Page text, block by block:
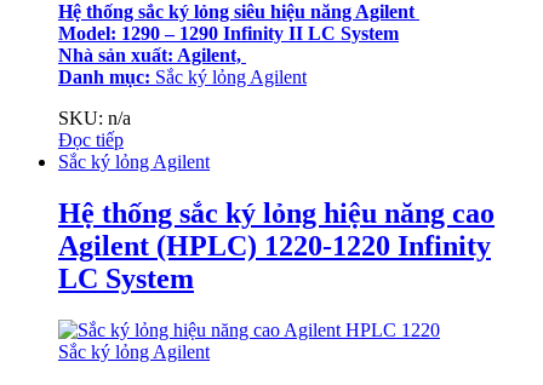
Hệ thống sắc ký lỏng siêu hiệu năng Agilent
Model: 1290 – 1290 Infinity II LC System
Nhà sản xuất: Agilent,
Danh mục: Sắc ký lỏng Agilent
SKU: n/a
Đọc tiếp
Sắc ký lỏng Agilent
Hệ thống sắc ký lỏng hiệu năng cao
Agilent (HPLC) 1220-1220 Infinity
LC System
Sắc ký lỏng Agilent